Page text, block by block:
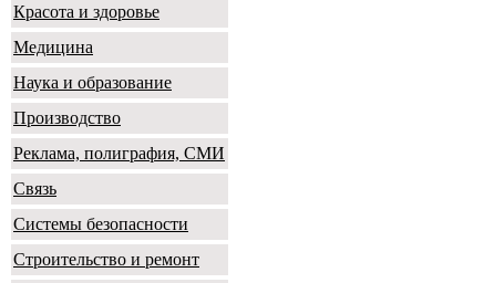
Красота и здоровье
Медицина
Наука и образование
Производство
Реклама, полиграфия, СМИ
Связь
Системы безопасности
Строительство и ремонт